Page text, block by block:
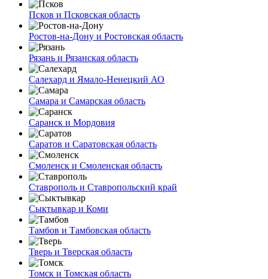
Псков и Псковская область
Ростов-на-Дону и Ростовская область
Рязань и Рязанская область
Салехард и Ямало-Ненецкий АО
Самара и Самарская область
Саранск и Мордовия
Саратов и Саратовская область
Смоленск и Смоленская область
Ставрополь и Ставропольский край
Сыктывкар и Коми
Тамбов и Тамбовская область
Тверь и Тверская область
Томск и Томская область